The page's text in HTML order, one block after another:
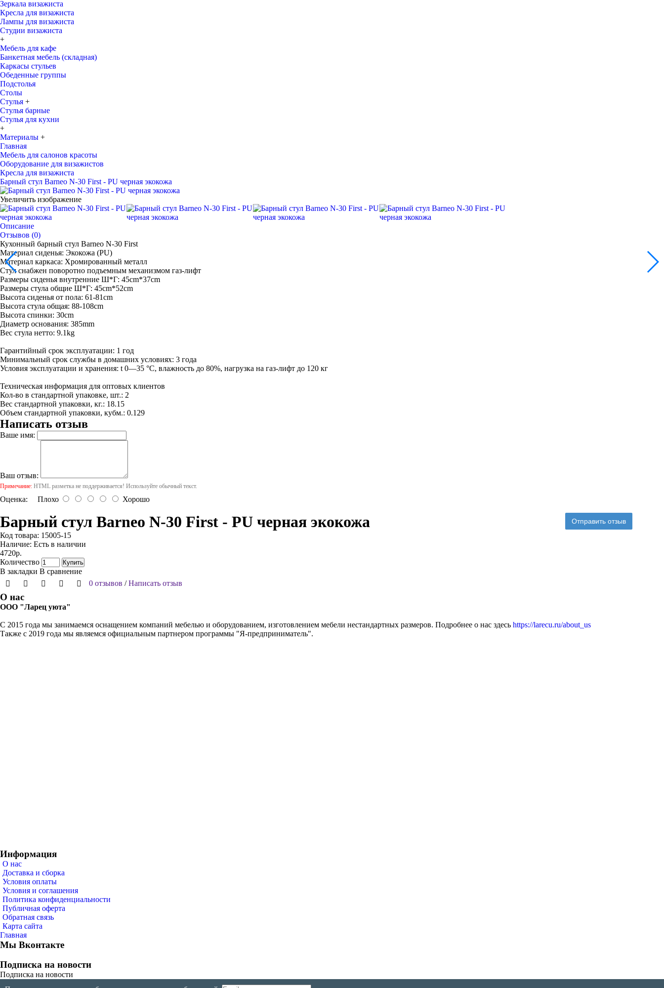
Зеркала визажиста
Кресла для визажиста
Лампы для визажиста
Студии визажиста
+
Мебель для кафе
Банкетная мебель (складная)
Каркасы стульев
Обеденные группы
Подстолья
Столы
Стулья +
Стулья барные
Стулья для кухни
+
Материалы +
Главная
Мебель для салонов красоты
Оборудование для визажистов
Кресла для визажиста
Барный стул Barneo N-30 First - PU черная экокожа
Увеличить изображение
Описание
Отзывов (0)
Кухонный барный стул Barneo N-30 First
Материал сиденья: Экокожа (PU)
Материал каркаса: Хромированный металл
Стул снабжен поворотно подъемным механизмом газ-лифт
Размеры сиденья внутренние Ш*Г: 45cm*37cm
Размеры стула общие Ш*Г: 45cm*52cm
Высота сиденья от пола: 61-81cm
Высота стула общая: 88-108cm
Высота спинки: 30cm
Диаметр основания: 385mm
Вес стула нетто: 9.1kg
Гарантийный срок эксплуатации: 1 год
Минимальный срок службы в домашних условиях: 3 года
Условия эксплуатации и хранения: t 0—35 °С, влажность до 80%, нагрузка на газ-лифт до 120 кг
Техническая информация для оптовых клиентов
Кол-во в стандартной упаковке, шт.: 2
Вес стандартной упаковки, кг.: 18.15
Объем стандартной упаковки, кубм.: 0.129
Написать отзыв
Ваше имя:
Ваш отзыв:
Примечание: HTML разметка не поддерживается! Используйте обычный текст.
Оценка: Плохо Хорошо
Отправить отзыв
Барный стул Barneo N-30 First - PU черная экокожа
Код товара: 15005-15
Наличие: Есть в наличии
4720р.
Количество
Купить
В закладки В сравнение
0 отзывов /Написать отзыв
О нас
ООО "Ларец уюта"
С 2015 года мы занимаемся оснащением компаний мебелью и оборудованием, изготовлением мебели нестандартных размеров. Подробнее о нас здесь https://larecu.ru/about_us
Также с 2019 года мы являемся официальным партнером программы "Я-предприниматель".
Информация
О нас
Доставка и сборка
Условия оплаты
Условия и соглашения
Политика конфиденциальности
Публичная оферта
Обратная связь
Карта сайта
Главная
Мы Вконтакте
Подписка на новости
Подписка на новости